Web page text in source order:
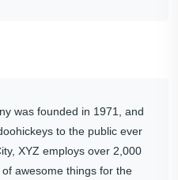
was founded in 1971, and
to the public ever
XYZ employs over 2,000
awesome things for the